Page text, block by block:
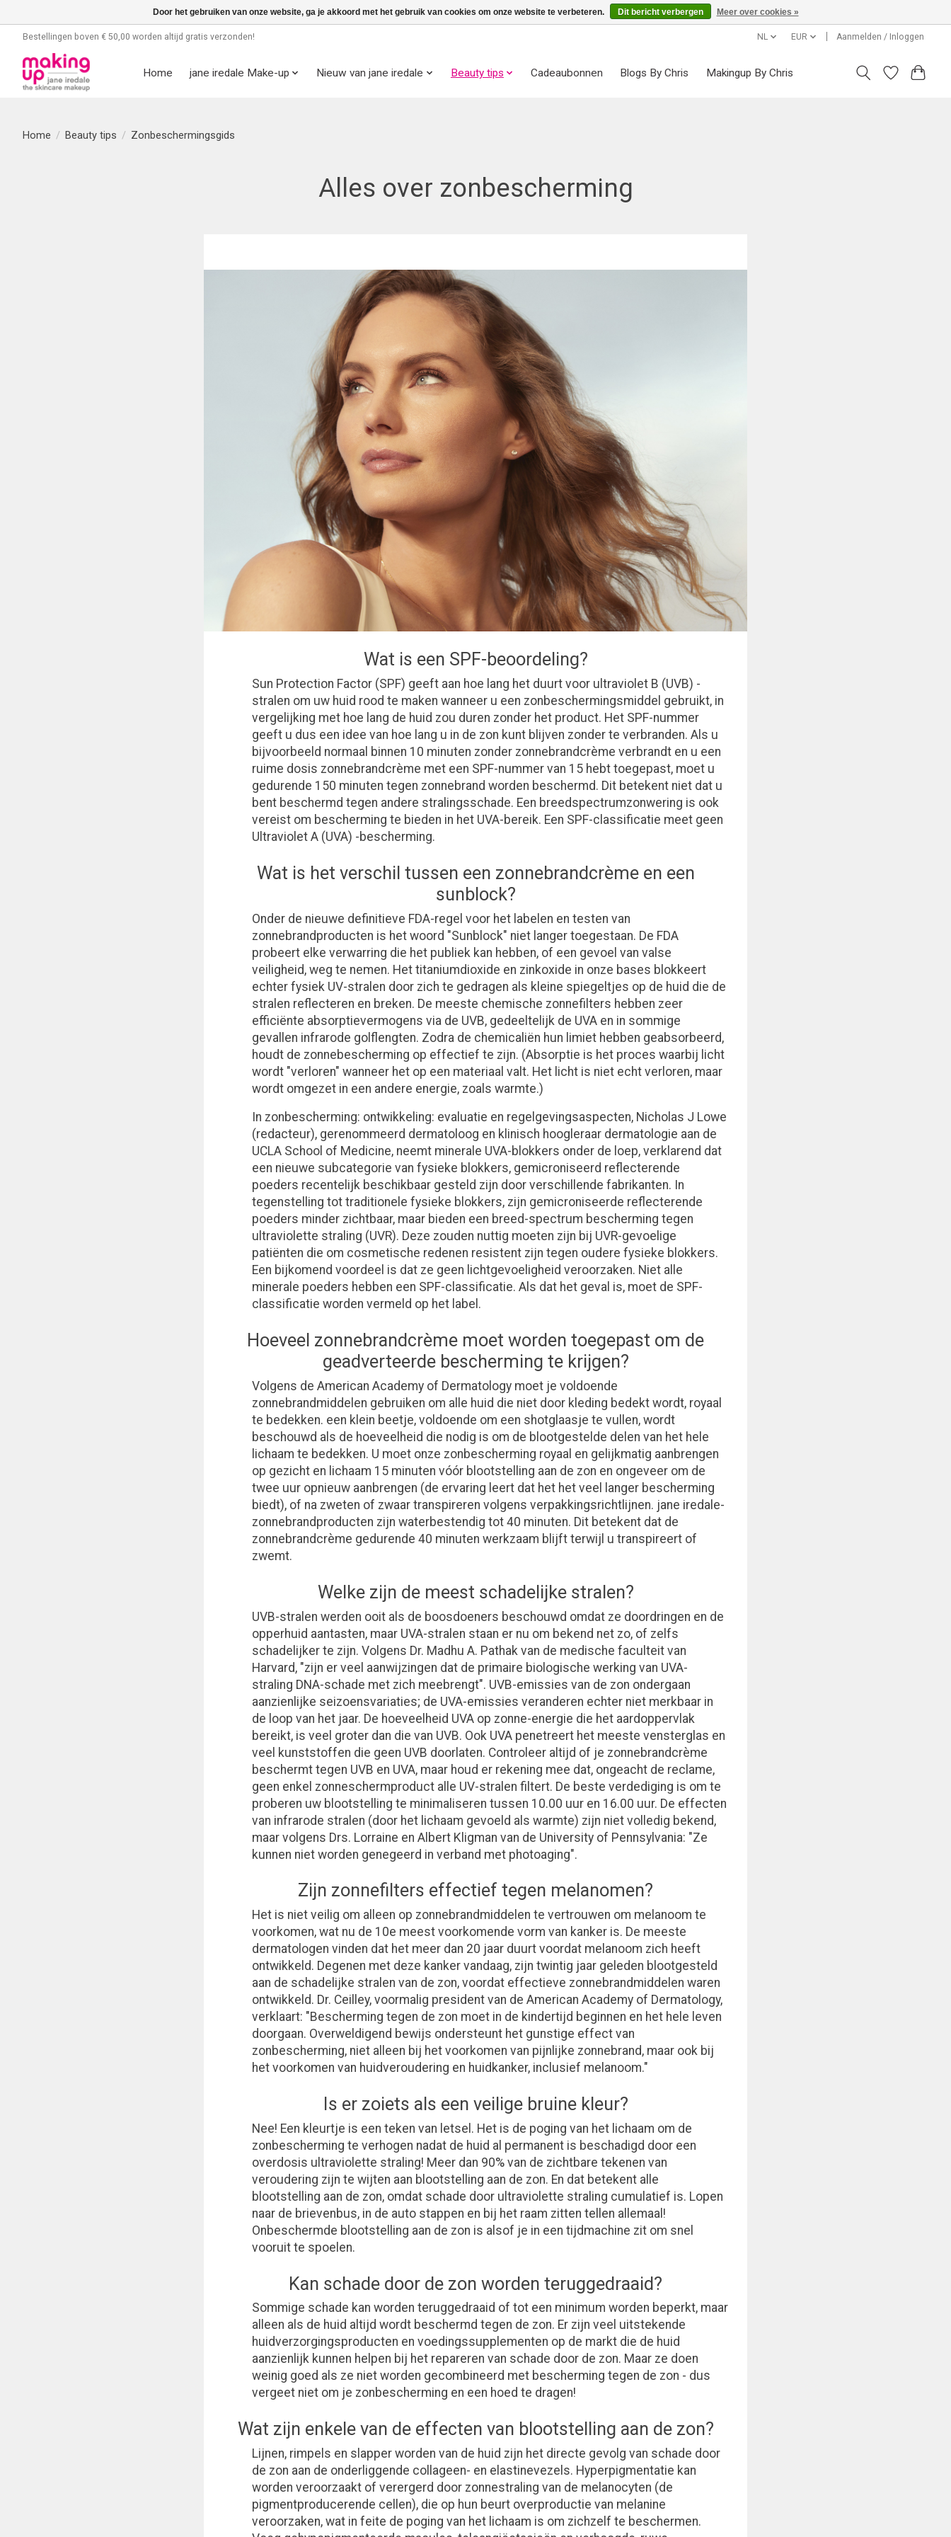
Bestellingen boven € 50,00 worden altijd gratis verzonden! NL EUR Aanmelden / Inloggen
Home jane iredale Make-up Nieuw van jane iredale Beauty tips Cadeaubonnen Blogs By Chris Makingup By Chris
Home / Beauty tips / Zonbeschermingsgids
Alles over zonbescherming
Wat is een SPF-beoordeling?
Sun Protection Factor (SPF) geeft aan hoe lang het duurt voor ultraviolet B (UVB) -
stralen om uw huid rood te maken wanneer u een zonbeschermingsmiddel gebruikt, in
vergelijking met hoe lang de huid zou duren zonder het product. Het SPF-nummer
geeft u dus een idee van hoe lang u in de zon kunt blijven zonder te verbranden. Als u
bijvoorbeeld normaal binnen 10 minuten zonder zonnebrandcrème verbrandt en u een
ruime dosis zonnebrandcrème met een SPF-nummer van 15 hebt toegepast, moet u
gedurende 150 minuten tegen zonnebrand worden beschermd. Dit betekent niet dat u
bent beschermd tegen andere stralingsschade. Een breedspectrumzonwering is ook
vereist om bescherming te bieden in het UVA-bereik. Een SPF-classificatie meet geen
Ultraviolet A (UVA) -bescherming.
Wat is het verschil tussen een zonnebrandcrème en een
sunblock?
Onder de nieuwe definitieve FDA-regel voor het labelen en testen van
zonnebrandproducten is het woord "Sunblock" niet langer toegestaan. De FDA
probeert elke verwarring die het publiek kan hebben, of een gevoel van valse
veiligheid, weg te nemen. Het titaniumdioxide en zinkoxide in onze bases blokkeert
echter fysiek UV-stralen door zich te gedragen als kleine spiegeltjes op de huid die de
stralen reflecteren en breken. De meeste chemische zonnefilters hebben zeer
efficiënte absorptievermogens via de UVB, gedeeltelijk de UVA en in sommige
gevallen infrarode golflengten. Zodra de chemicaliën hun limiet hebben geabsorbeerd,
houdt de zonnebescherming op effectief te zijn. (Absorptie is het proces waarbij licht
wordt "verloren" wanneer het op een materiaal valt. Het licht is niet echt verloren, maar
wordt omgezet in een andere energie, zoals warmte.)
In zonbescherming: ontwikkeling: evaluatie en regelgevingsaspecten, Nicholas J Lowe
(redacteur), gerenommeerd dermatoloog en klinisch hoogleraar dermatologie aan de
UCLA School of Medicine, neemt minerale UVA-blokkers onder de loep, verklarend dat
een nieuwe subcategorie van fysieke blokkers, gemicroniseerd reflecterende
poeders recentelijk beschikbaar gesteld zijn door verschillende fabrikanten. In
tegenstelling tot traditionele fysieke blokkers, zijn gemicroniseerde reflecterende
poeders minder zichtbaar, maar bieden een breed-spectrum bescherming tegen
ultraviolette straling (UVR). Deze zouden nuttig moeten zijn bij UVR-gevoelige
patiënten die om cosmetische redenen resistent zijn tegen oudere fysieke blokkers.
Een bijkomend voordeel is dat ze geen lichtgevoeligheid veroorzaken. Niet alle
minerale poeders hebben een SPF-classificatie. Als dat het geval is, moet de SPF-
classificatie worden vermeld op het label.
Hoeveel zonnebrandcrème moet worden toegepast om de
geadverteerde bescherming te krijgen?
Volgens de American Academy of Dermatology moet je voldoende
zonnebrandmiddelen gebruiken om alle huid die niet door kleding bedekt wordt, royaal
te bedekken. een klein beetje, voldoende om een shotglaasje te vullen, wordt
beschouwd als de hoeveelheid die nodig is om de blootgestelde delen van het hele
lichaam te bedekken. U moet onze zonbescherming royaal en gelijkmatig aanbrengen
op gezicht en lichaam 15 minuten vóór blootstelling aan de zon en ongeveer om de
twee uur opnieuw aanbrengen (de ervaring leert dat het het veel langer bescherming
biedt), of na zweten of zwaar transpireren volgens verpakkingsrichtlijnen. jane iredale-
zonnebrandproducten zijn waterbestendig tot 40 minuten. Dit betekent dat de
zonnebrandcrème gedurende 40 minuten werkzaam blijft terwijl u transpireert of
zwemt.
Welke zijn de meest schadelijke stralen?
UVB-stralen werden ooit als de boosdoeners beschouwd omdat ze doordringen en de
opperhuid aantasten, maar UVA-stralen staan er nu om bekend net zo, of zelfs
schadelijker te zijn. Volgens Dr. Madhu A. Pathak van de medische faculteit van
Harvard, "zijn er veel aanwijzingen dat de primaire biologische werking van UVA-
straling DNA-schade met zich meebrengt". UVB-emissies van de zon ondergaan
aanzienlijke seizoensvariaties; de UVA-emissies veranderen echter niet merkbaar in
de loop van het jaar. De hoeveelheid UVA op zonne-energie die het aardoppervlak
bereikt, is veel groter dan die van UVB. Ook UVA penetreert het meeste vensterglas en
veel kunststoffen die geen UVB doorlaten. Controleer altijd of je zonnebrandcrème
beschermt tegen UVB en UVA, maar houd er rekening mee dat, ongeacht de reclame,
geen enkel zonneschermproduct alle UV-stralen filtert. De beste verdediging is om te
proberen uw blootstelling te minimaliseren tussen 10.00 uur en 16.00 uur. De effecten
van infrarode stralen (door het lichaam gevoeld als warmte) zijn niet volledig bekend,
maar volgens Drs. Lorraine en Albert Kligman van de University of Pennsylvania: "Ze
kunnen niet worden genegeerd in verband met photoaging".
Zijn zonnefilters effectief tegen melanomen?
Het is niet veilig om alleen op zonnebrandmiddelen te vertrouwen om melanoom te
voorkomen, wat nu de 10e meest voorkomende vorm van kanker is. De meeste
dermatologen vinden dat het meer dan 20 jaar duurt voordat melanoom zich heeft
ontwikkeld. Degenen met deze kanker vandaag, zijn twintig jaar geleden blootgesteld
aan de schadelijke stralen van de zon, voordat effectieve zonnebrandmiddelen waren
ontwikkeld. Dr. Ceilley, voormalig president van de American Academy of Dermatology,
verklaart: "Bescherming tegen de zon moet in de kindertijd beginnen en het hele leven
doorgaan. Overweldigend bewijs ondersteunt het gunstige effect van
zonbescherming, niet alleen bij het voorkomen van pijnlijke zonnebrand, maar ook bij
het voorkomen van huidveroudering en huidkanker, inclusief melanoom."
Is er zoiets als een veilige bruine kleur?
Nee! Een kleurtje is een teken van letsel. Het is de poging van het lichaam om de
zonbescherming te verhogen nadat de huid al permanent is beschadigd door een
overdosis ultraviolette straling! Meer dan 90% van de zichtbare tekenen van
veroudering zijn te wijten aan blootstelling aan de zon. En dat betekent alle
blootstelling aan de zon, omdat schade door ultraviolette straling cumulatief is. Lopen
naar de brievenbus, in de auto stappen en bij het raam zitten tellen allemaal!
Onbeschermde blootstelling aan de zon is alsof je in een tijdmachine zit om snel
vooruit te spoelen.
Kan schade door de zon worden teruggedraaid?
Sommige schade kan worden teruggedraaid of tot een minimum worden beperkt, maar
alleen als de huid altijd wordt beschermd tegen de zon. Er zijn veel uitstekende
huidverzorgingsproducten en voedingssupplementen op de markt die de huid
aanzienlijk kunnen helpen bij het repareren van schade door de zon. Maar ze doen
weinig goed als ze niet worden gecombineerd met bescherming tegen de zon - dus
vergeet niet om je zonbescherming en een hoed te dragen!
Wat zijn enkele van de effecten van blootstelling aan de zon?
Lijnen, rimpels en slapper worden van de huid zijn het directe gevolg van schade door
de zon aan de onderliggende collageen- en elastinevezels. Hyperpigmentatie kan
worden veroorzaakt of verergerd door zonnestraling van de melanocyten (de
pigmentproducerende cellen), die op hun beurt overproductie van melanine
veroorzaken, wat in feite de poging van het lichaam is om zichzelf te beschermen.
Door het gebruiken van onze website, ga je akkoord met het gebruik van cookies om onze website te verbeteren. Dit bericht verbergen Meer over cookies »